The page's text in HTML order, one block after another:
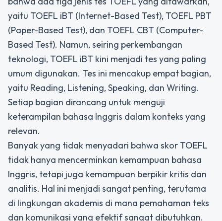
yaitu TOEFL iBT (Internet-Based Test), TOEFL PBT
(Paper-Based Test), dan TOEFL CBT (Computer-
Based Test). Namun, seiring perkembangan
teknologi, TOEFL iBT kini menjadi tes yang paling
umum digunakan. Tes ini mencakup empat bagian,
yaitu Reading, Listening, Speaking, dan Writing.
Setiap bagian dirancang untuk menguji
keterampilan bahasa Inggris dalam konteks yang
relevan.
Banyak yang tidak menyadari bahwa skor TOEFL
tidak hanya mencerminkan kemampuan bahasa
Inggris, tetapi juga kemampuan berpikir kritis dan
analitis. Hal ini menjadi sangat penting, terutama
di lingkungan akademis di mana pemahaman teks
dan komunikasi yang efektif sangat dibutuhkan.